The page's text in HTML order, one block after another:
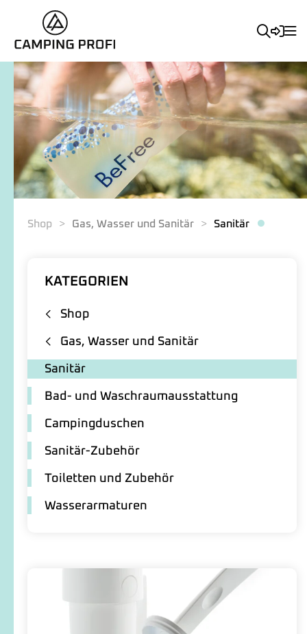
Shop Gas, Wasser und Sanitär Sanitär
KATEGORIEN
Shop
Gas, Wasser und Sanitär
Sanitär
Bad- und Waschraumausstattung
Campingduschen
Sanitär-Zubehör
Toiletten und Zubehör
Wasserarmaturen